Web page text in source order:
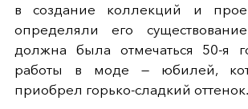
в создание коллекций и
определяли его
должна была отмечаться 50-я
работы в моде — юбилей,
приобрел горько-сладкий оттенок.